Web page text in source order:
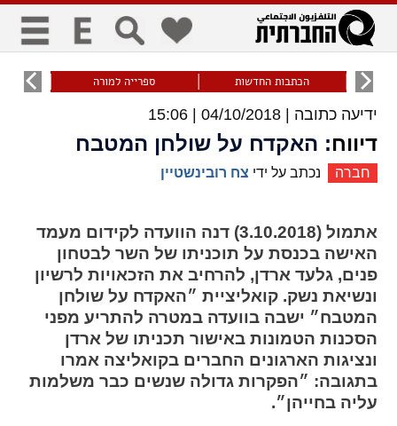
כללי
visibility_off
keyboard
ניווט מקלדת
zoom_out
התרחק
zoom_in
התקרב
גופנים
remove_circle_outline
Decrease font
add_circle_outline
Increase font
הכתבות החדשות ספרייה למורה עוני
ידיעה כתובה |04/10/2018 | 15:06
דיווח: האקדח על שולחן המטבח
חברה נכתב על ידי צח רובינשטיין
אתמול (3.10.2018) דנה הוועדה לקידום מעמד
האישה בכנסת על תוכניתו של השר לבטחון
פנים, גלעד ארדן, להרחיב את הזכאויות לרשיון
ונשיאת נשק. קואליציית ״האקדח על שולחן
המטבח״ ישבה בוועדה במטרה להתריע מפני
הסכנות הטמונות באישור תכניתו של ארדן
ונציגות הארגונים החברים בקואליצה אמרו
בתגובה: ״הפקרות גדולה שנשים כבר משלמות
עליה בחייהן״.